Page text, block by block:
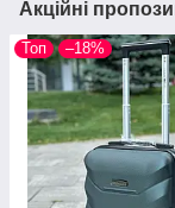
Акційні
Топ –18%